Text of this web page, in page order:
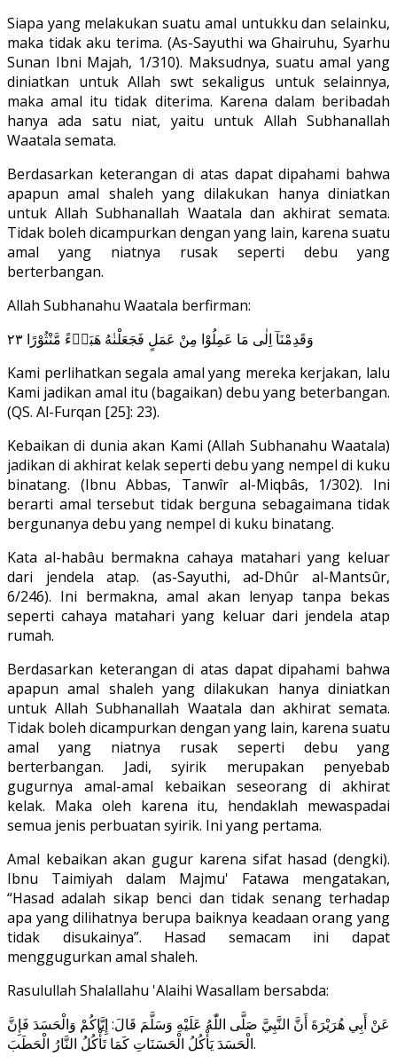
Siapa yang melakukan suatu amal untukku dan selainku,
maka tidak aku terima. (As-Sayuthi wa Ghairuhu, Syarhu
Sunan Ibni Majah, 1/310). Maksudnya, suatu amal yang
diniatkan untuk Allah swt sekaligus untuk selainnya,
maka amal itu tidak diterima. Karena dalam beribadah
hanya ada satu niat, yaitu untuk Allah Subhanallah
Waatala semata.
Berdasarkan keterangan di atas dapat dipahami bahwa
apapun amal shaleh yang dilakukan hanya diniatkan
untuk Allah Subhanallah Waatala dan akhirat semata.
Tidak boleh dicampurkan dengan yang lain, karena suatu
amal yang niatnya rusak seperti debu yang
berterbangan.
Allah Subhanahu Waatala berfirman:
وَقَدِمْنَآ اِلٰى مَا عَمِلُوْا مِنْ عَمَلٍ فَجَعَلْنٰهُ هَبَاۤءً مَّنْثُوْرًا ٢٣
Kami perlihatkan segala amal yang mereka kerjakan, lalu
Kami jadikan amal itu (bagaikan) debu yang beterbangan.
(QS. Al-Furqan [25]: 23).
Kebaikan di dunia akan Kami (Allah Subhanahu Waatala)
jadikan di akhirat kelak seperti debu yang nempel di kuku
binatang. (Ibnu Abbas, Tanwîr al-Miqbâs, 1/302). Ini
berarti amal tersebut tidak berguna sebagaimana tidak
bergunanya debu yang nempel di kuku binatang.
Kata al-habâu bermakna cahaya matahari yang keluar
dari jendela atap. (as-Sayuthi, ad-Dhûr al-Mantsûr,
6/246). Ini bermakna, amal akan lenyap tanpa bekas
seperti cahaya matahari yang keluar dari jendela atap
rumah.
Berdasarkan keterangan di atas dapat dipahami bahwa
apapun amal shaleh yang dilakukan hanya diniatkan
untuk Allah Subhanallah Waatala dan akhirat semata.
Tidak boleh dicampurkan dengan yang lain, karena suatu
amal yang niatnya rusak seperti debu yang
berterbangan. Jadi, syirik merupakan penyebab
gugurnya amal-amal kebaikan seseorang di akhirat
kelak. Maka oleh karena itu, hendaklah mewaspadai
semua jenis perbuatan syirik. Ini yang pertama.
Amal kebaikan akan gugur karena sifat hasad (dengki).
Ibnu Taimiyah dalam Majmu' Fatawa mengatakan,
“Hasad adalah sikap benci dan tidak senang terhadap
apa yang dilihatnya berupa baiknya keadaan orang yang
tidak disukainya”. Hasad semacam ini dapat
menggugurkan amal shaleh.
Rasulullah Shalallahu 'Alaihi Wasallam bersabda:
عَنْ أَبِي هُرَيْرَةَ أَنَّ النَّبِيَّ صَلَّى اللّٰهُ عَلَيْهِ وَسَلَّمَ قَالَ: إِيَّاكُمْ وَالْحَسَدَ فَإِنَّ
الْحَسَدَ يَأْكُلُ الْحَسَنَاتِ كَمَا تَأْكُلُ النَّارُ الْحَطَبَ.